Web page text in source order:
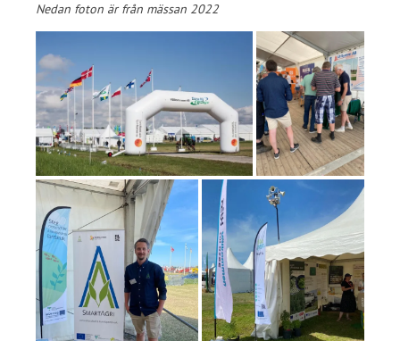
Nedan foton är från mässan 2022